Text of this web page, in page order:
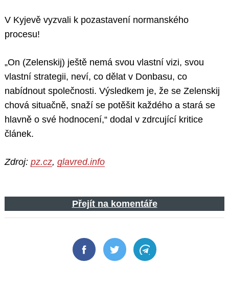
V Kyjevě vyzvali k pozastavení normanského
procesu!
„On (Zelenskij) ještě nemá svou vlastní vizi, svou
vlastní strategii, neví, co dělat v Donbasu, co
nabídnout společnosti. Výsledkem je, že se Zelenskij
chová situačně, snaží se potěšit každého a stará se
hlavně o své hodnocení,“ dodal v zdrcující kritice
článek.
Zdroj: pz.cz, glavred.info
Přejít na komentáře
FacebookTwitter Telegram